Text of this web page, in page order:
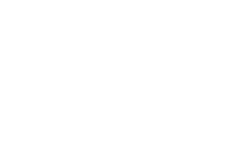
श्री हनुमानजी का
कहां चला गया पुलिस